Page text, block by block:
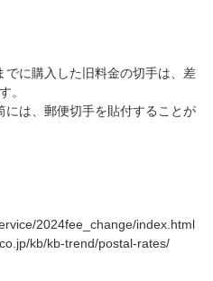
でに購入した旧料金の切手は、差
。
には、郵便切手を貼付することが
2024fee_change/index.html
kb/kb-trend/postal-rates/